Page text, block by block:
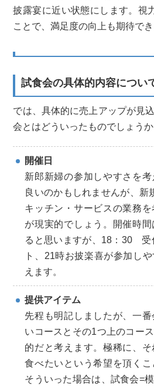
披露宴に近い状態にします。視
ことで、満足度の向上も期待でき
試食会の具体的内容につい
では、具体的に売上アップが見
会とはどういったものでしょうか
開催日
新郎新婦の参加しやすさを
良いのかもしれませんが、新
キッチン・サービスの業務
が現実的でしょう。開催時
ると思いますが、18：30 受
ト、21時お披楽喜が参加し
えます。
提供アイテム
先程も明記しましたが、一
いコースとその1つ上のコー
的だと考えます。極稀に、
食べたいという希望を頂くこ
そういった場合は、試食会=